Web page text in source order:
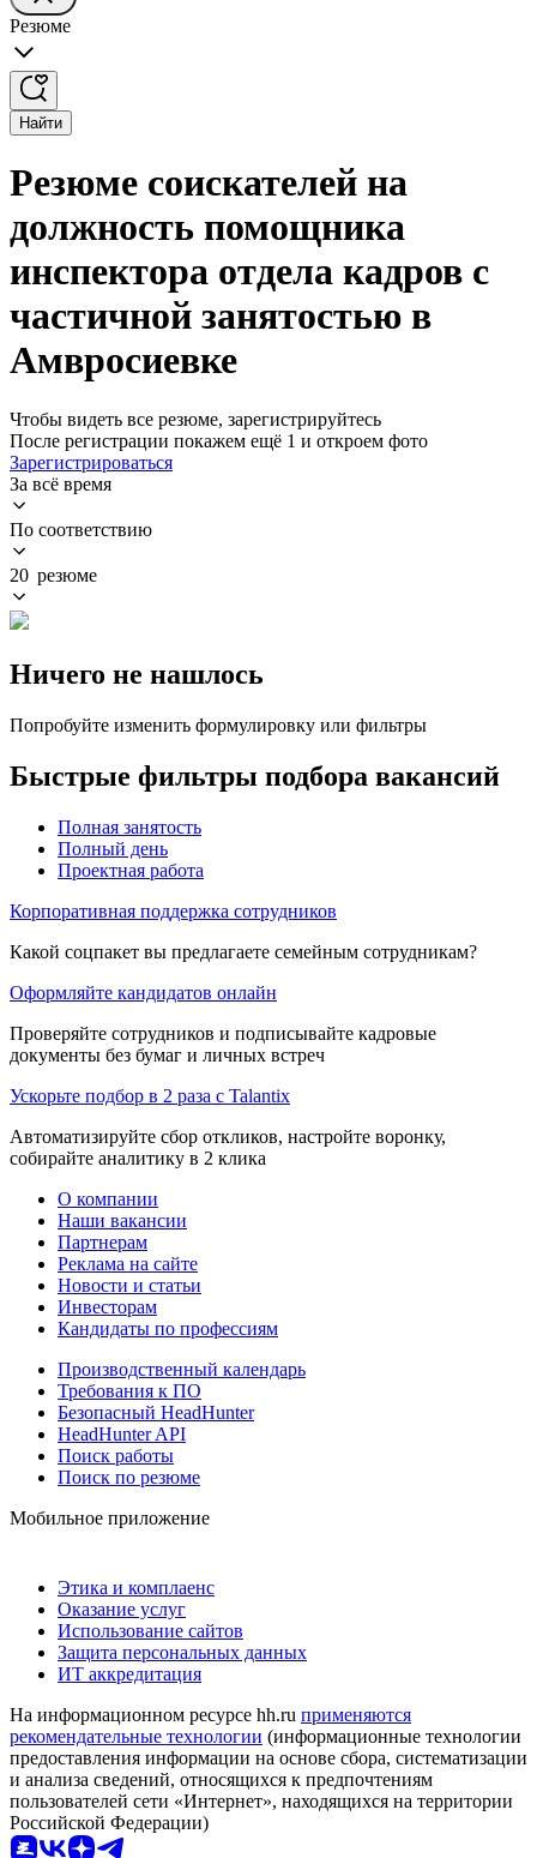
Резюме
Найти
Резюме соискателей на
должность помощника
инспектора отдела кадров с
частичной занятостью в
Амвросиевке
Чтобы видеть все резюме, зарегистрируйтесь
После регистрации покажем ещё 1 и откроем фото
Зарегистрироваться
За всё время
По соответствию
20 резюме
Ничего не нашлось
Попробуйте изменить формулировку или фильтры
Быстрые фильтры подбора вакансий
Полная занятость
Полный день
Проектная работа
Корпоративная поддержка сотрудников
Какой соцпакет вы предлагаете семейным сотрудникам?
Оформляйте кандидатов онлайн
Проверяйте сотрудников и подписывайте кадровые
документы без бумаг и личных встреч
Ускорьте подбор в 2 раза с Talantix
Автоматизируйте сбор откликов, настройте воронку,
собирайте аналитику в 2 клика
О компании
Наши вакансии
Партнерам
Реклама на сайте
Новости и статьи
Инвесторам
Кандидаты по профессиям
Производственный календарь
Требования к ПО
Безопасный HeadHunter
HeadHunter API
Поиск работы
Поиск по резюме
Мобильное приложение
Этика и комплаенс
Оказание услуг
Использование сайтов
Защита персональных данных
ИТ аккредитация
На информационном ресурсе hh.ru применяются
рекомендательные технологии (информационные технологии
предоставления информации на основе сбора, систематизации
и анализа сведений, относящихся к предпочтениям
пользователей сети «Интернет», находящихся на территории
Российской Федерации)